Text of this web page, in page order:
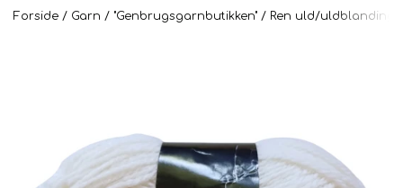
UDSALG
Opskrifter
2. Sortering
Forside Garn "Genbrugsgarnbutikken" Ren uld/